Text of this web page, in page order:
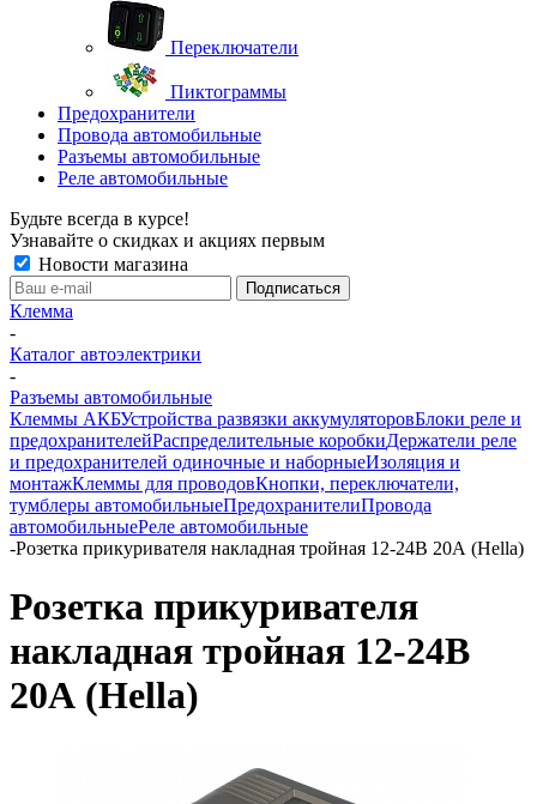
Переключатели
Пиктограммы
Предохранители
Провода автомобильные
Разъемы автомобильные
Реле автомобильные
Будьте всегда в курсе!
Узнавайте о скидках и акциях первым
Новости магазина
Клемма
-
Каталог автоэлектрики
-
Разъемы автомобильные
Клеммы АКБУстройства развязки аккумуляторовБлоки реле и
предохранителейРаспределительные коробкиДержатели реле
и предохранителей одиночные и наборныеИзоляция и
монтажКлеммы для проводовКнопки, переключатели,
тумблеры автомобильныеПредохранителиПровода
автомобильныеРеле автомобильные
-Розетка прикуривателя накладная тройная 12-24В 20А (Hella)
Розетка прикуривателя
накладная тройная 12-24В
20А (Hella)